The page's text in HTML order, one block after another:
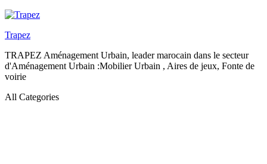
Trapez
TRAPEZ Aménagement Urbain, leader marocain dans le secteur
d'Aménagement Urbain :Mobilier Urbain , Aires de jeux, Fonte de
voirie
All Categories